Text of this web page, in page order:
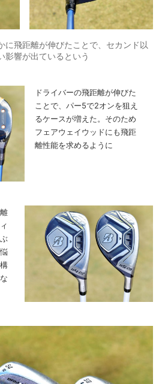
に飛距離が伸びたことで、セカンド以
影響が出ているという
ドライバーの飛距離が伸びた
ことで、パー5で2オンを狙え
るケースが増えた。そのため
フェアウェイウッドにも飛距
離性能を求めるように